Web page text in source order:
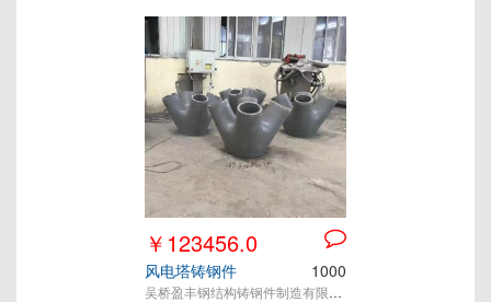
￥123456.0
风电塔铸钢件 1000
吴桥盈丰钢结构铸钢件制造有限公司